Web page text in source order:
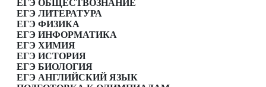
ЕГЭ ОБЩЕСТВОЗНАНИЕ
ЕГЭ ЛИТЕРАТУРА
ЕГЭ ФИЗИКА
ЕГЭ ИНФОРМАТИКА
ЕГЭ ХИМИЯ
ЕГЭ ИСТОРИЯ
ЕГЭ БИОЛОГИЯ
ЕГЭ АНГЛИЙСКИЙ ЯЗЫК